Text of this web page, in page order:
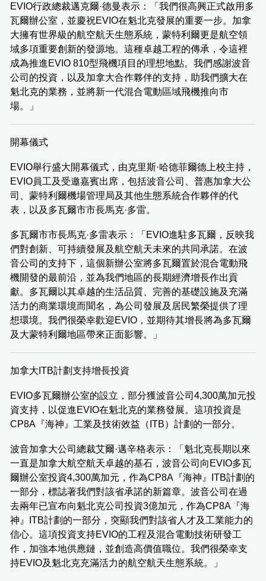
EVIO行政總裁邁克爾·德曼表示：「我們很高興正式啟用多
瓦爾辦公室，並慶祝EVIO在魁北克發展的重要一步。加拿
大擁有世界級的航空航天生態系統，蒙特利爾更是航空領
域多項重要創新的發源地。這種卓越工程的傳承，令這裡
成為推進EVIO 810型飛機項目的理想地點。我們感謝波音
公司的投資，以及加拿大合作夥伴的支持，助我們擴大在
魁北克的業務，並將新一代混合電動區域飛機推向市
場。」
開幕儀式
EVIO舉行盛大開幕儀式，由克里斯·哈德菲爾德上校主持，
EVIO員工及受邀嘉賓出席，包括波音公司、普惠加拿大公
司、蒙特利爾機場管理局及其他生態系統合作夥伴的代
表，以及多瓦爾市市長馬克·多雷。
多瓦爾市市長馬克·多雷表示：「EVIO進駐多瓦爾，反映我
們對創新、可持續發展及航空航天未來的共同承諾。在波
音公司的支持下，這個新辦公室將多瓦爾置於混合電動飛
機開發的最前沿，並為我們地區的長期經濟增長作出貢
獻。多瓦爾以其卓越的生活品質、完善的基礎設施及充滿
活力的商業環境而聞名，為公司發展及居民繁榮提供了理
想環境。我們很榮幸歡迎EVIO，並期待其增長將為多瓦爾
及大蒙特利爾地區帶來正面影響。」
加拿大ITB計劃支持增長投資
EVIO多瓦爾辦公室的設立，部分獲波音公司4,300萬加元投
資支持，以促進EVIO在魁北克的業務發展。這項投資是
CP8A『海神』工業及技術效益（ITB）計劃的一部分。
波音加拿大公司總裁艾爾·邁辛格表示：「魁北克長期以來
一直是加拿大航空航天卓越的基石，波音公司向EVIO多瓦
爾辦公室投資4,300萬加元，作為CP8A『海神』ITB計劃的
一部分，標誌著我們對該省承諾的新篇章。波音公司在過
去兩年已宣布向魁北克公司投資3億加元，作為CP8A『海
神』ITB計劃的一部分，突顯我們對該省人才及工業能力的
信心。這項投資支持EVIO的工程及混合電動技術研發工
作，加強本地供應鏈，並創造高價值職位。我們很榮幸支
持EVIO及魁北克充滿活力的航空航天生態系統。」